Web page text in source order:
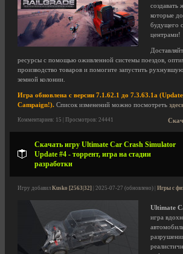
создавать
которые
будущего
центрами!
ресурсы с помощью оживленной системы поездов,
производство товаров и помогите запустить
земной колонии.
Игра обновлена с версии 7.1.62.1 до 7.3.63.1a
Campaign!). Список изменений можно посмотреть
Комментариев: 15 | Просмотров: 24441
Скачать игру Ultimate Car Crash Simulator
Update #4 - торрент, игра на стадии
разработки
Игру добавил Kusko [2563|32] | 2025-07-27 (обновлено) | Игры с
Ultimate
игра